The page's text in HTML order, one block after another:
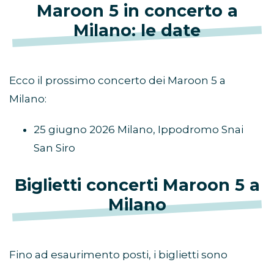
Maroon 5 in concerto a
Milano: le date
Ecco il prossimo concerto dei Maroon 5 a
Milano:
25 giugno 2026 Milano, Ippodromo Snai
San Siro
Biglietti concerti Maroon 5 a
Milano
Fino ad esaurimento posti, i biglietti sono